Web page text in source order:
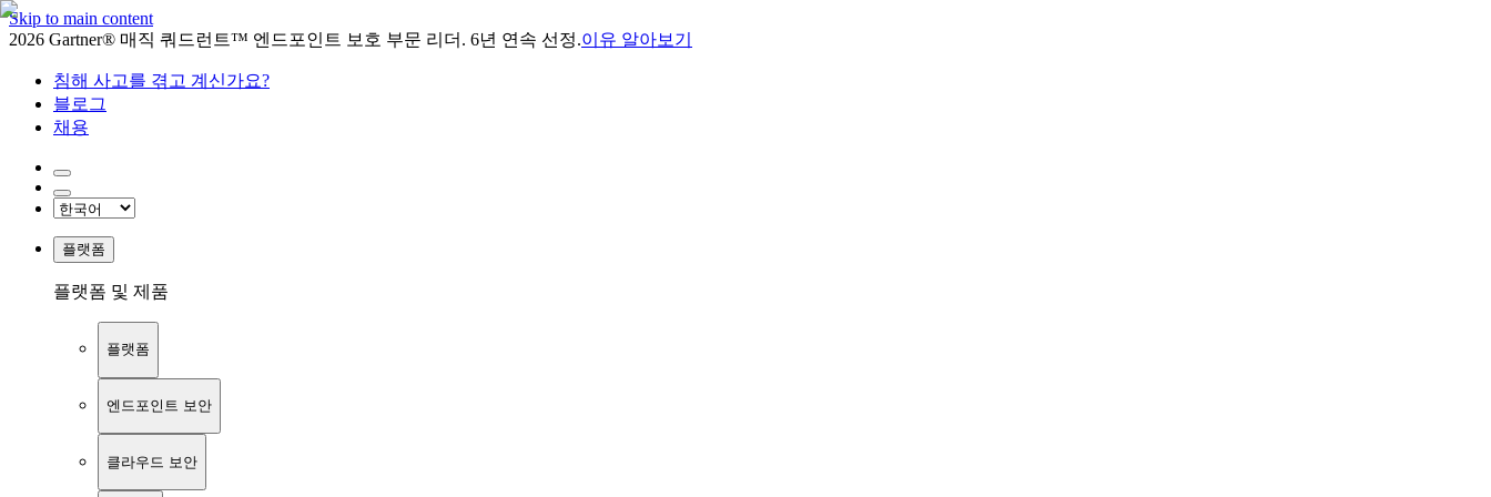
Skip to main content
2026 Gartner® 매직 쿼드런트™ 엔드포인트 보호 부문 리더. 6년 연속 선정.이유 알아보기
침해 사고를 겪고 계신가요?
블로그
채용
플랫폼
플랫폼 및 제품
플랫폼
엔드포인트 보안
클라우드 보안